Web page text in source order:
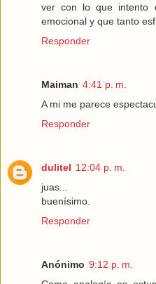
ver con lo que intento
emocional y que tanto
Responder
Maiman 4:41 p. m.
A mi me parece
Responder
dulitel 12:04 p. m.
juas...
buenísimo.
Responder
Anónimo 9:12 p. m.